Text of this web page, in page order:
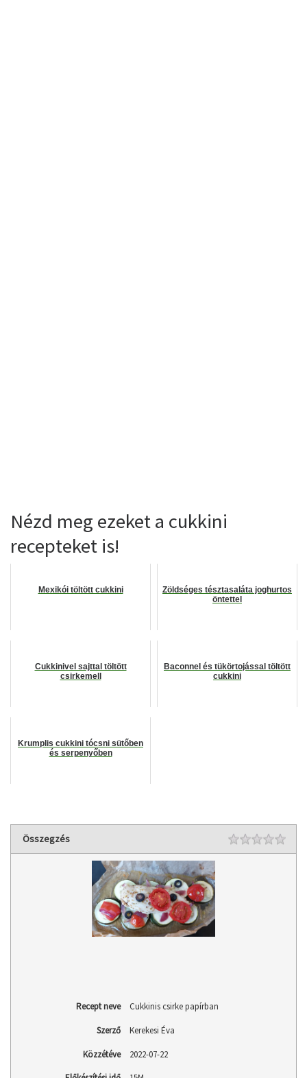
Nézd meg ezeket a cukkini
recepteket is!
Mexikói töltött cukkini
Zöldséges tésztasaláta joghurtos
öntettel
Cukkinivel sajttal töltött
csirkemell
Baconnel és tükörtojással töltött
cukkini
Krumplis cukkini tócsni sütőben
és serpenyőben
Összegzés Rating
Recept neve Cukkinis csirke papírban
Szerző Kerekesi Éva
Közzétéve 2022-07-22